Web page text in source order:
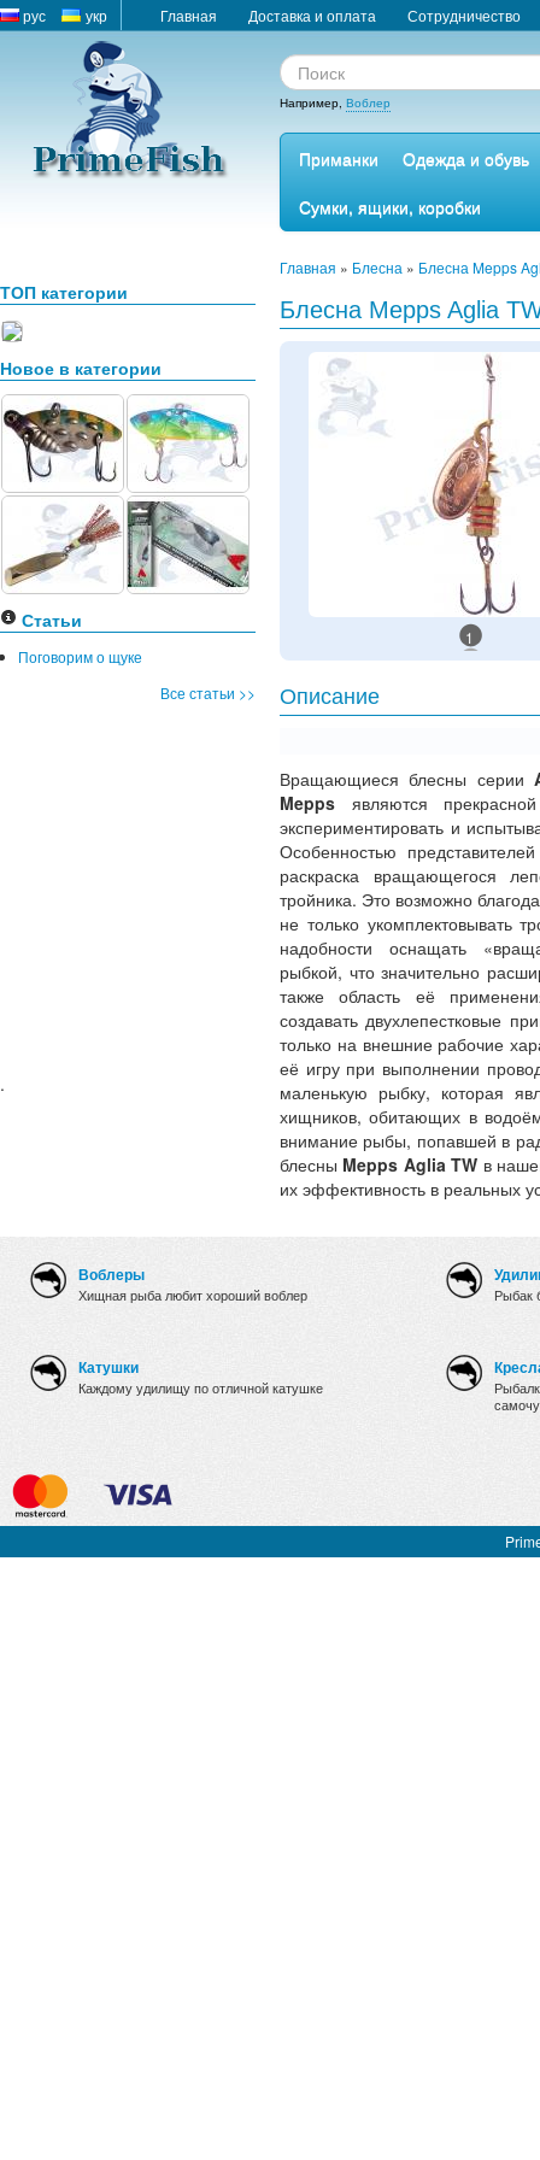
рус укр Главная Доставка и оплата Сотрудничество
Например, Воблер
Приманки
Одежда и обувь
Сумки, ящики, коробки
ТОП категории
Новое в категории
Статьи
Поговорим о щуке
Все статьи >>
.
Главная » Блесна » Блесна Mepps
Блесна Mepps Aglia
1
Описание
Вращающиеся блесны серии
Mepps являются
экспериментировать и
Особенностью
раскраска вращающегося
тройника. Это возможно
не только укомплектовывать
надобности оснащать
рыбкой, что значительно
также область её
создавать двухлепестковые
только на внешние рабочие
её игру при выполнении
маленькую рыбку, которая
хищников, обитающих в
внимание рыбы, попавшей в
блесны Mepps Aglia TW в
их эффективность в реальных
Воблеры
Хищная рыба любит хороший воблер
Катушки
Каждому удилищу по отличной катушке
Рыбак